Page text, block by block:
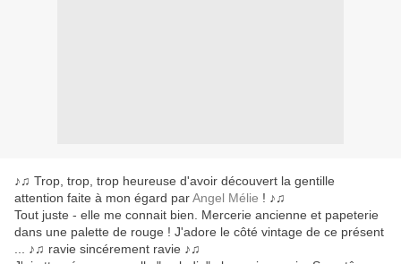
♪♫ Trop, trop, trop heureuse d'avoir découvert la gentille
attention faite à mon égard parAngel Mélie ! ♪♫
Tout juste - elle me connait bien. Mercerie ancienne et papeterie
dans une palette de rouge ! J'adore le côté vintage de ce présent
... ♪♫ ravie sincérement ravie ♪♫